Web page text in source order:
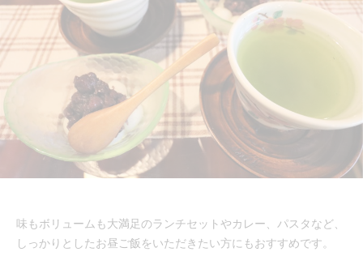
味もボリュームも大満足のランチセットやカレー、パスタなど、
しっかりとしたお昼ご飯をいただきたい方にもおすすめです。